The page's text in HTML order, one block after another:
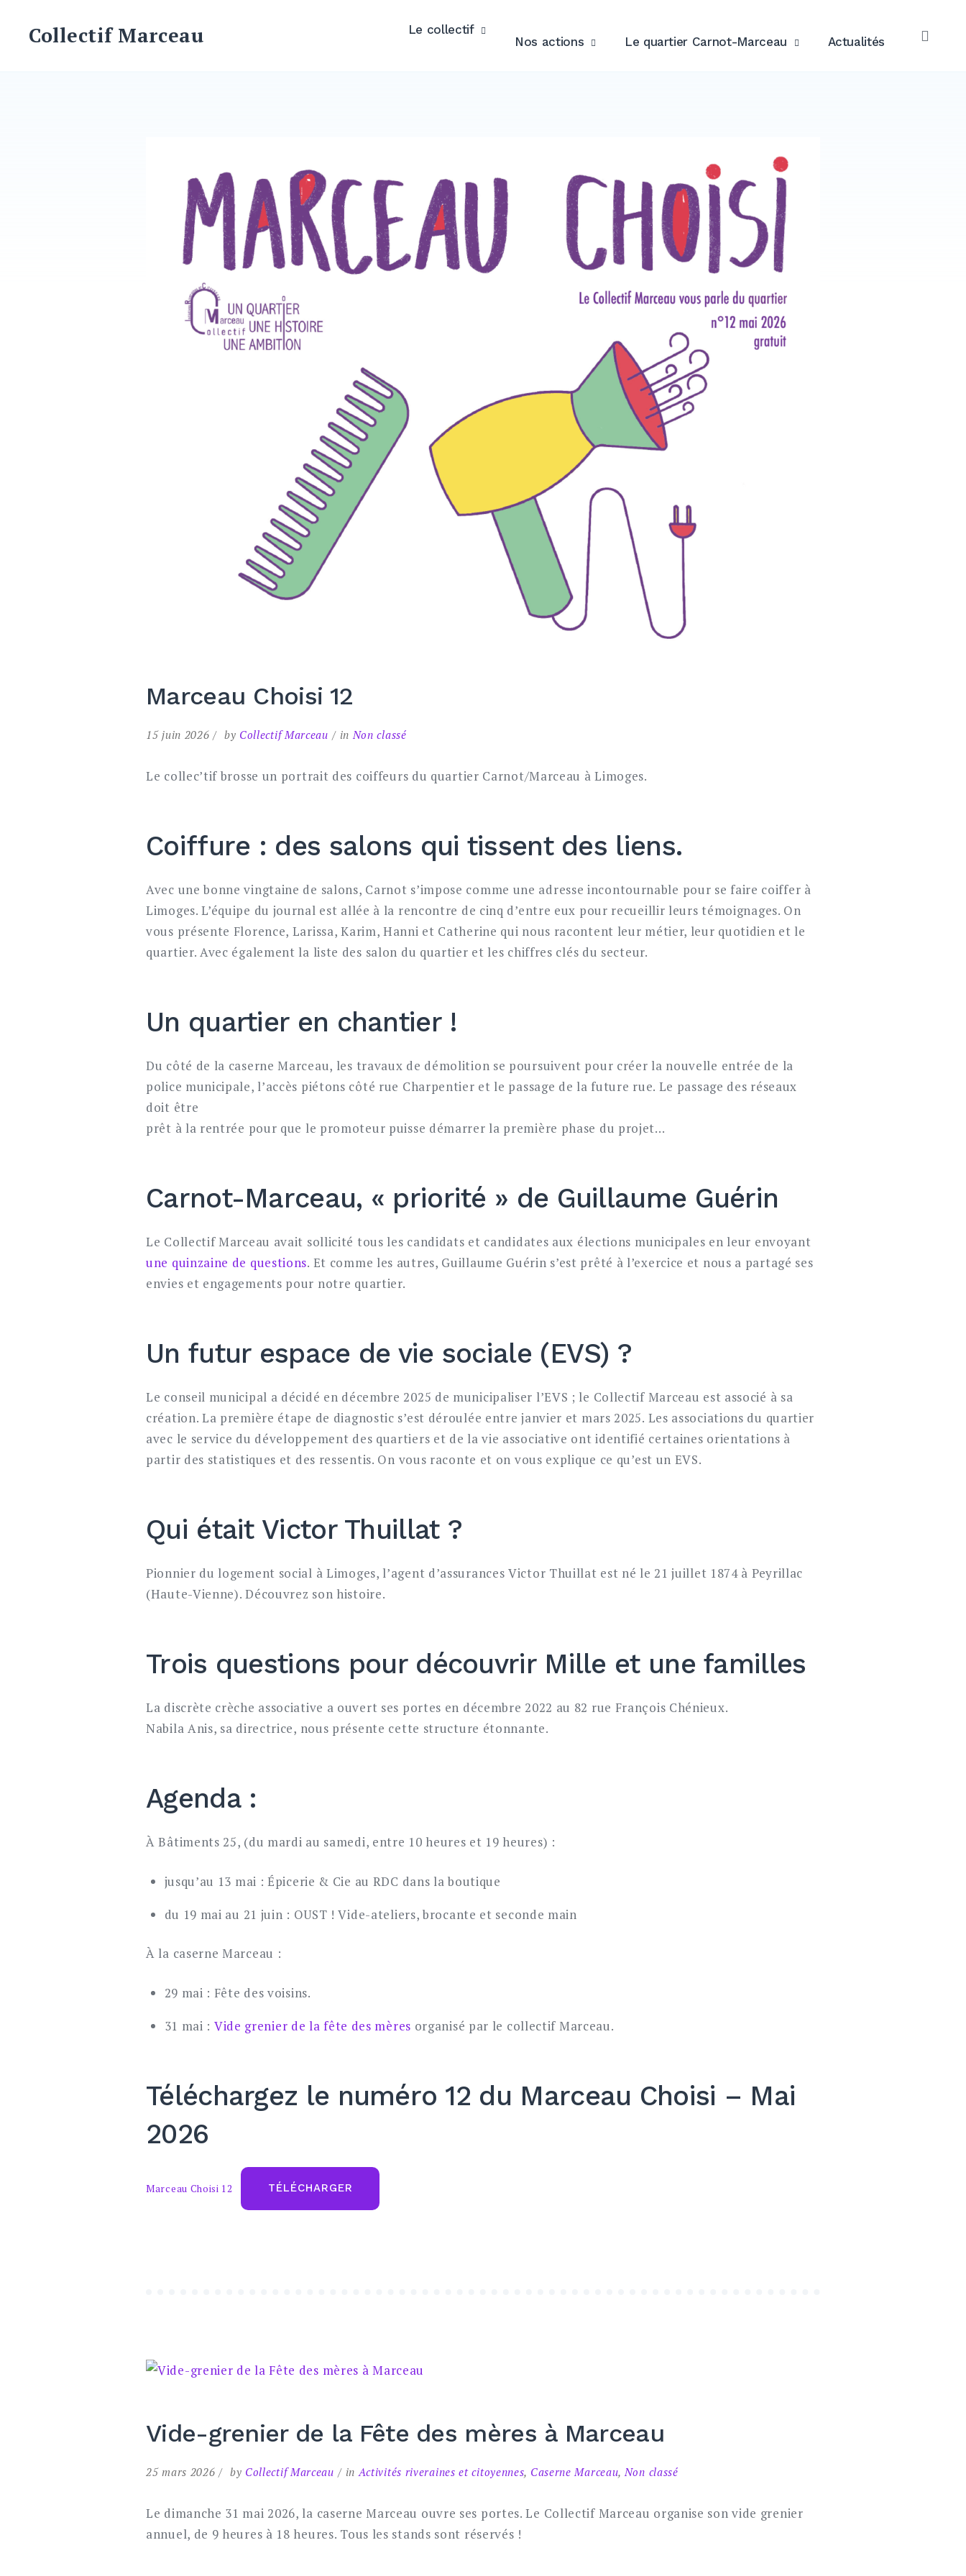
Collectif Marceau
Le collectif
Nos actions
Le quartier Carnot-Marceau Actualités
Marceau Choisi 12
15 juin 2026 by Collectif Marceau inNon classé
Le collec’tif brosse un portrait des coiffeurs du quartier Carnot/Marceau à Limoges.
Coiffure : des salons qui tissent des liens.
Avec une bonne vingtaine de salons, Carnot s’impose comme une adresse incontournable pour se faire coiffer à
Limoges. L’équipe du journal est allée à la rencontre de cinq d’entre eux pour recueillir leurs témoignages. On
vous présente Florence, Larissa, Karim, Hanni et Catherine qui nous racontent leur métier, leur quotidien et le
quartier. Avec également la liste des salon du quartier et les chiffres clés du secteur.
Un quartier en chantier !
Du côté de la caserne Marceau, les travaux de démolition se poursuivent pour créer la nouvelle entrée de la
police municipale, l’accès piétons côté rue Charpentier et le passage de la future rue. Le passage des réseaux
doit être
prêt à la rentrée pour que le promoteur puisse démarrer la première phase du projet…
Carnot-Marceau, « priorité » de Guillaume Guérin
Le Collectif Marceau avait sollicité tous les candidats et candidates aux élections municipales en leur envoyant
une quinzaine de questions. Et comme les autres, Guillaume Guérin s’est prêté à l’exercice et nous a partagé ses
envies et engagements pour notre quartier.
Un futur espace de vie sociale (EVS) ?
Le conseil municipal a décidé en décembre 2025 de municipaliser l’EVS ; le Collectif Marceau est associé à sa
création. La première étape de diagnostic s’est déroulée entre janvier et mars 2025. Les associations du quartier
avec le service du développement des quartiers et de la vie associative ont identifié certaines orientations à
partir des statistiques et des ressentis. On vous raconte et on vous explique ce qu’est un EVS.
Qui était Victor Thuillat ?
Pionnier du logement social à Limoges, l’agent d’assurances Victor Thuillat est né le 21 juillet 1874 à Peyrillac
(Haute-Vienne). Découvrez son histoire.
Trois questions pour découvrir Mille et une familles
La discrète crèche associative a ouvert ses portes en décembre 2022 au 82 rue François Chénieux.
Nabila Anis, sa directrice, nous présente cette structure étonnante.
Agenda :
À Bâtiments 25, (du mardi au samedi, entre 10 heures et 19 heures) :
jusqu’au 13 mai : Épicerie & Cie au RDC dans la boutique
du 19 mai au 21 juin : OUST ! Vide-ateliers, brocante et seconde main
À la caserne Marceau :
29 mai : Fête des voisins.
31 mai : Vide grenier de la fête des mères organisé par le collectif Marceau.
Téléchargez le numéro 12 du Marceau Choisi – Mai
2026
Marceau Choisi 12 TÉLÉCHARGER
Vide-grenier de la Fête des mères à Marceau
25 mars 2026 by Collectif Marceau in Activités riveraines et citoyennes, Caserne Marceau, Non classé
Le dimanche 31 mai 2026, la caserne Marceau ouvre ses portes. Le Collectif Marceau organise son vide grenier
annuel, de 9 heures à 18 heures. Tous les stands sont réservés !